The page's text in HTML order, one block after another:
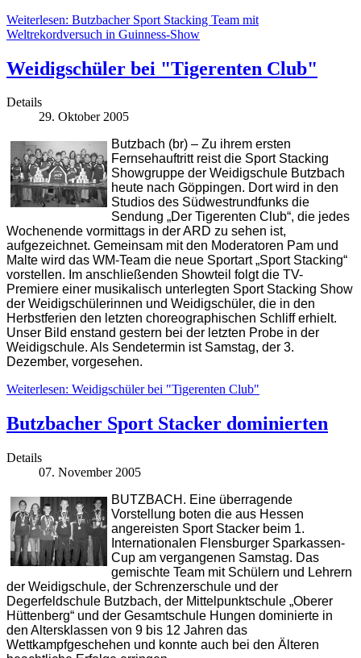
Weiterlesen: Butzbacher Sport Stacking Team mit
Weltrekordversuch in Guinness-Show
Weidigschüler bei "Tigerenten Club"
Details
29. Oktober 2005
Butzbach (br) – Zu ihrem ersten
Fernsehauftritt reist die Sport Stacking
Showgruppe der Weidigschule Butzbach
heute nach Göppingen. Dort wird in den
Studios des Südwestrundfunks die
Sendung „Der Tigerenten Club“, die jedes
Wochenende vormittags in der ARD zu sehen ist,
aufgezeichnet. Gemeinsam mit den Moderatoren Pam und
Malte wird das WM-Team die neue Sportart „Sport Stacking“
vorstellen. Im anschließenden Showteil folgt die TV-
Premiere einer musikalisch unterlegten Sport Stacking Show
der Weidigschülerinnen und Weidigschüler, die in den
Herbstferien den letzten choreographischen Schliff erhielt.
Unser Bild enstand gestern bei der letzten Probe in der
Weidigschule. Als Sendetermin ist Samstag, der 3.
Dezember, vorgesehen.
Weiterlesen: Weidigschüler bei "Tigerenten Club"
Butzbacher Sport Stacker dominierten
Details
07. November 2005
BUTZBACH. Eine überragende
Vorstellung boten die aus Hessen
angereisten Sport Stacker beim 1.
Internationalen Flensburger Sparkassen-
Cup am vergangenen Samstag. Das
gemischte Team mit Schülern und Lehrern
der Weidigschule, der Schrenzerschule und der
Degerfeldschule Butzbach, der Mittelpunktschule „Oberer
Hüttenberg“ und der Gesamtschule Hungen dominierte in
den Altersklassen von 9 bis 12 Jahren das
Wettkampfgeschehen und konnte auch bei den Älteren